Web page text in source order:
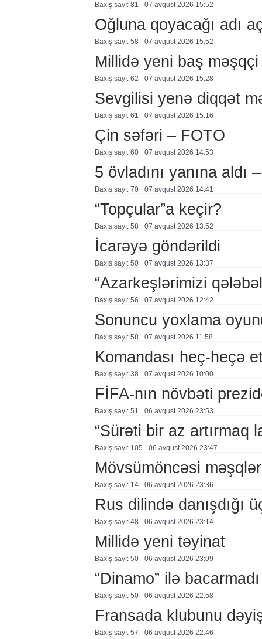
Baxış sayı: 81 07 avqust 2026 15:52
Oğluna qoyacağı adı
Baxış sayı: 58 07 avqust 2026 15:52
Millidə yeni baş məşqçi
Baxış sayı: 62 07 avqust 2026 15:28
Sevgilisi yenə diqqət
Baxış sayı: 61 07 avqust 2026 15:16
Çin səfəri – FOTO
Baxış sayı: 60 07 avqust 2026 14:53
5 övladını yanına aldı
Baxış sayı: 70 07 avqust 2026 14:41
“Topçular”a keçir?
Baxış sayı: 58 07 avqust 2026 13:52
İcarəyə göndərildi
Baxış sayı: 50 07 avqust 2026 13:37
“Azarkeşlərimizi
Baxış sayı: 56 07 avqust 2026 12:42
Sonuncu yoxlama
Baxış sayı: 58 07 avqust 2026 11:58
Komandası heç-heçə
Baxış sayı: 38 07 avqust 2026 10:00
FİFA-nın növbəti
Baxış sayı: 51 06 avqust 2026 23:53
“Sürəti bir az artırmaq
Baxış sayı: 105 06 avqust 2026 23:47
Mövsümöncəsi
Baxış sayı: 14 06 avqust 2026 23:36
Rus dilində danışdığı
Baxış sayı: 48 06 avqust 2026 23:14
Millidə yeni təyinat
Baxış sayı: 50 06 avqust 2026 23:09
“Dinamo” ilə bacarmadı
Baxış sayı: 50 06 avqust 2026 22:58
Fransada klubunu
Baxış sayı: 57 06 avqust 2026 22:46